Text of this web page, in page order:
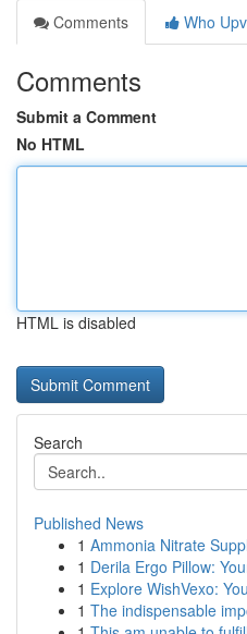
Comments
Who
Comments
Submit a Comment
No HTML
HTML is disabled
Search
Published News
1 Ammonia Nitrate
1 Derila Ergo Pillow:
1 Explore WishVexo:
1 The indispensable